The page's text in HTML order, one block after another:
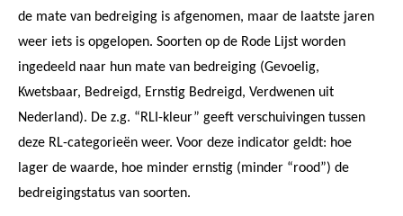
de mate van bedreiging is afgenomen, maar de laatste jaren
weer iets is opgelopen. Soorten op de Rode Lijst worden
ingedeeld naar hun mate van bedreiging (Gevoelig,
Kwetsbaar, Bedreigd, Ernstig Bedreigd, Verdwenen uit
Nederland). De z.g. “RLI-kleur” geeft verschuivingen tussen
deze RL-categorieën weer. Voor deze indicator geldt: hoe
lager de waarde, hoe minder ernstig (minder “rood”) de
bedreigingstatus van soorten.